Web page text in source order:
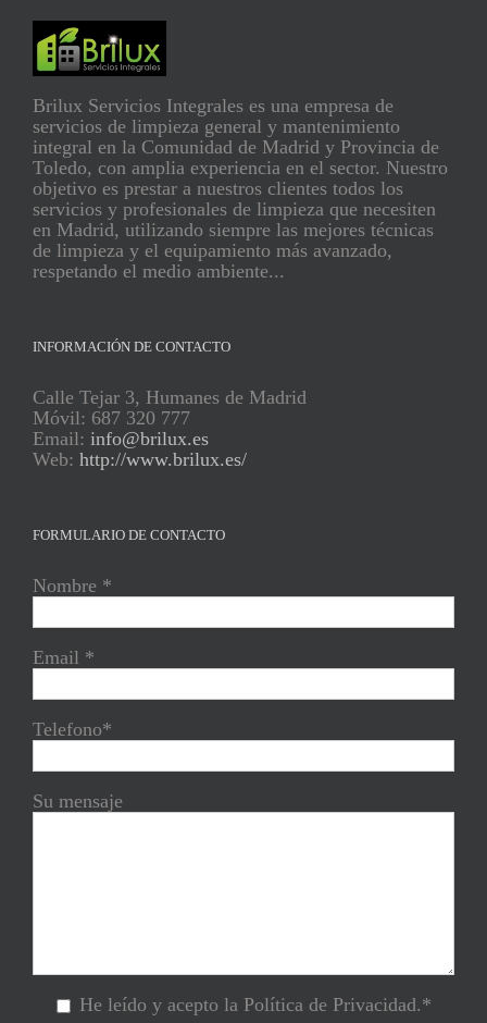
Brilux Servicios Integrales es una empresa de
servicios de limpieza general y mantenimiento
integral en la Comunidad de Madrid y Provincia de
Toledo, con amplia experiencia en el sector. Nuestro
objetivo es prestar a nuestros clientes todos los
servicios y profesionales de limpieza que necesiten
en Madrid, utilizando siempre las mejores técnicas
de limpieza y el equipamiento más avanzado,
respetando el medio ambiente...
INFORMACIÓN DE CONTACTO
Calle Tejar 3, Humanes de Madrid
Móvil: 687 320 777
Email: info@brilux.es
Web: http://www.brilux.es/
FORMULARIO DE CONTACTO
Nombre *
Email *
Telefono*
Su mensaje
He leído y acepto la Política de Privacidad.*